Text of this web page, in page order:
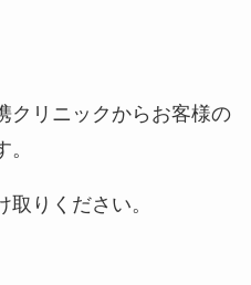
クリニックからお客様の
りください。